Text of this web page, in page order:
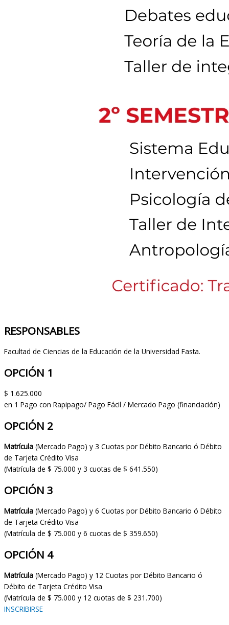
RESPONSABLES
Facultad de Ciencias de la Educación de la Universidad Fasta.
OPCIÓN 1
$ 1.625.000
en 1 Pago con Rapipago/ Pago Fácil / Mercado Pago (financiación)
OPCIÓN 2
Matrícula (Mercado Pago) y 3 Cuotas por Débito Bancario ó Débito
de Tarjeta Crédito Visa
(Matrícula de $ 75.000 y 3 cuotas de $ 641.550)
OPCIÓN 3
Matrícula (Mercado Pago) y 6 Cuotas por Débito Bancario ó Débito
de Tarjeta Crédito Visa
(Matrícula de $ 75.000 y 6 cuotas de $ 359.650)
OPCIÓN 4
Matrícula (Mercado Pago) y 12 Cuotas por Débito Bancario ó
Débito de Tarjeta Crédito Visa
(Matrícula de $ 75.000 y 12 cuotas de $ 231.700)
INSCRIBIRSE